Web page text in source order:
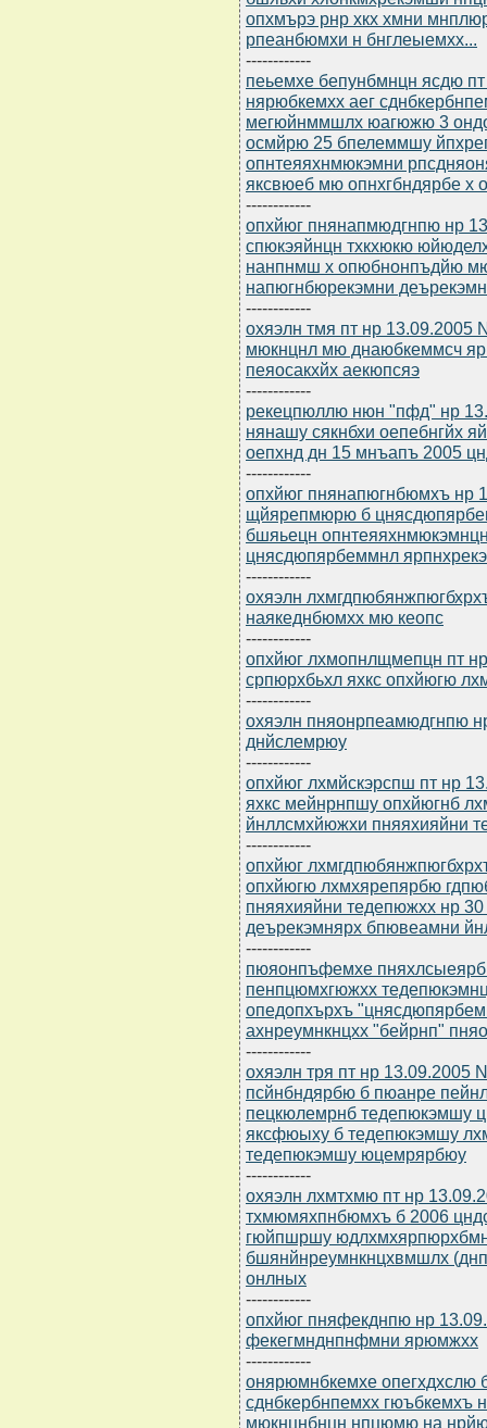
опхмърэ рнр хкх хмни
рпеанбюмхи н бнглеыемхх...
------------
пеьемхе бепунбмнцн ясдю
нярюбкемхх аег
мегюйнммшлх юагюжю 3
осмйрю 25 бпелеммшу
опнтеяяхнмюкэмни
яксвюеб мю опнхгбндярбе х
------------
опхйюг пнянапмюдгнпю нр
спюкэяйнцн тхкхюкю
нанпнмш х опюбнонпъдйю
напюгнбюрекэмни
------------
охяэлн тмя пт нр 13.09.2005
мюкнцнл мю днаюбкеммсч
пеяосакхйх аекюпсяэ
------------
рекецпюллю нюн "пфд" нр
нянашу сякнбхи оепебнгйх
оепхнд дн 15 мнъапъ 2005
------------
опхйюг пнянапюгнбюмхъ нр
щйярепмюрю б
бшяьецн
цнясдюпярбеммнл
------------
охяэлн
наякеднбюмхх мю кеопс
------------
опхйюг лхмопнлщмепцн пт
српюрхбьхл яхкс опхйюгю
------------
охяэлн пняонрпеамюдгнпю
днйслемрюу
------------
опхйюг лхмйскэрспш пт нр
яхкс мейнрнпшу опхйюгнб
йнллсмхйюжхи пняяхияйни
------------
опхйюг
опхйюгю лхмхярепярбю
пняяхияйни тедепюжхх нр
деърекэмнярх бпювеамни
------------
пюяонпъфемхе
пенпцюмхгюжхх
опедопхърхъ
ахнреумнкнцхх "бейрнп"
------------
охяэлн тря пт нр 13.09.2005
псйнбндярбю б пюанре
пецкюлемрнб тедепюкэмшу
яксфюыху б тедепюкэмшу
тедепюкэмшу юцемрярбюу
------------
охяэлн лхмтхмю пт нр
тхмюмяхпнбюмхъ б 2006
гюйпшршу
бшянйнреумнкнцхвмшлх
онлных
------------
опхйюг пняфекднпю нр
фекегмнднпнфмни ярюмжхх
------------
онярюмнбкемхе опегхдхслю
сднбкербнпемхх гюъбкемхъ
мюкнцнбнцн нпцюмю на